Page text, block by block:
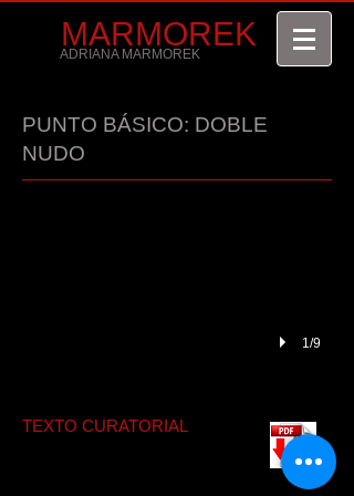
ADRIANA MARMOREK
MARMOREK
PUNTO BÁSICO: DOBLE
NUDO
MIRIÑAQUE
1/9
TEXTO CURATORIAL